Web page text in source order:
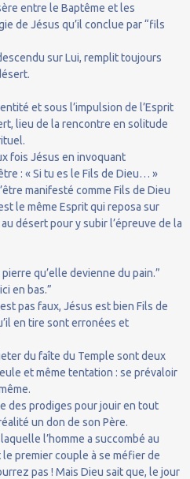
entre le Baptême et les
de Jésus qu’il conclue par “fils
sur Lui, remplit toujours
et sous l’impulsion de l’Esprit
lieu de la rencontre en solitude
fois Jésus en invoquant
: « Si tu es le Fils de Dieu… »
manifesté comme Fils de Dieu
le même Esprit qui reposa sur
désert pour y subir l’épreuve de la
qu’elle devienne du pain.”
en bas.”
pas faux, Jésus est bien Fils de
en tire sont erronées et
du faîte du Temple sont deux
et même tentation : se prévaloir
des prodiges pour jouir en tout
un don de son Père.
l’homme a succombé au
le premier couple à se méfier de
pas ! Mais Dieu sait que, le jour